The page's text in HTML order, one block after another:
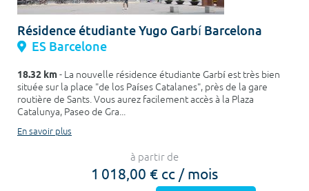
Résidence étudiante Yugo Garbí Barcelona
ES Barcelone
18.32 km- La nouvelle résidence étudiante Garbí est très bien
située sur la place "de los Países Catalanes", près de la gare
routière de Sants. Vous aurez facilement accès à la Plaza
Catalunya, Paseo de Gra...
En savoir plus
à partir de
1 018,00 € cc / mois